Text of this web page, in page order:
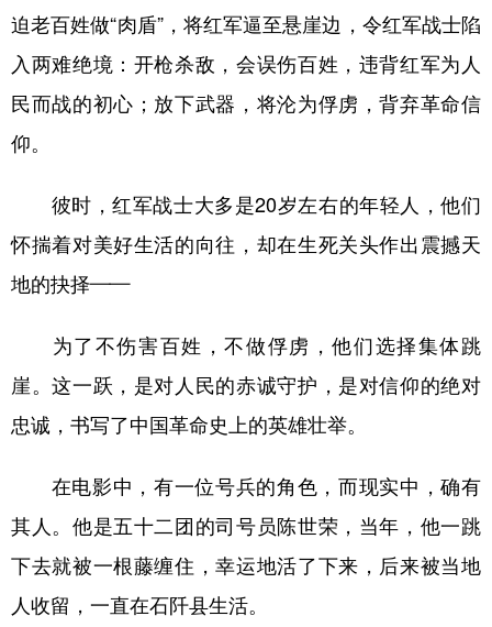
迫老百姓做“肉盾”，将红军逼至悬崖边，令红军战士陷
入两难绝境：开枪杀敌，会误伤百姓，违背红军为人
民而战的初心；放下武器，将沦为俘虏，背弃革命信
仰。
彼时，红军战士大多是20岁左右的年轻人，他们
怀揣着对美好生活的向往，却在生死关头作出震撼天
地的抉择——
为了不伤害百姓，不做俘虏，他们选择集体跳
崖。这一跃，是对人民的赤诚守护，是对信仰的绝对
忠诚，书写了中国革命史上的英雄壮举。
在电影中，有一位号兵的角色，而现实中，确有
其人。他是五十二团的司号员陈世荣，当年，他一跳
下去就被一根藤缠住，幸运地活了下来，后来被当地
人收留，一直在石阡县生活。